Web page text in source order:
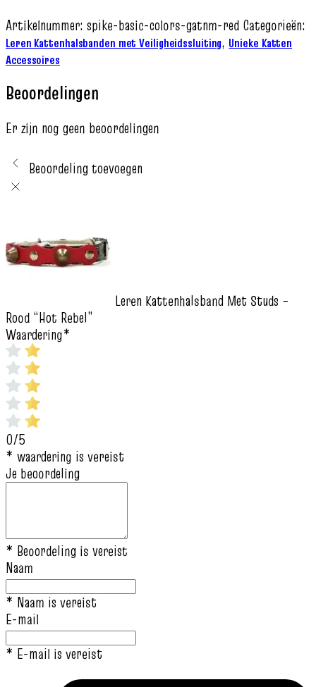
Artikelnummer: spike-basic-colors-gatnm-red Categorieën:
Leren Kattenhalsbanden met Veiligheidssluiting, Unieke Katten
Accessoires
Beoordelingen
Er zijn nog geen beoordelingen
Beoordeling toevoegen
Leren Kattenhalsband Met Studs –
Rood “Hot Rebel”
Waardering*
0/5
* waardering is vereist
Je beoordeling
* Beoordeling is vereist
Naam
* Naam is vereist
E-mail
* E-mail is vereist